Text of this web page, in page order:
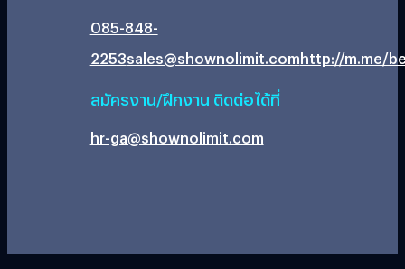
085-848-
2253sales@shownolimit.comhttp://m.me/
สมัครงาน/ฝึกงาน ติดต่อได้ที่
hr-ga@shownolimit.com